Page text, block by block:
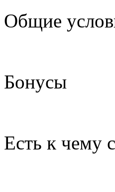
Общие
Бонусы
Есть к чему